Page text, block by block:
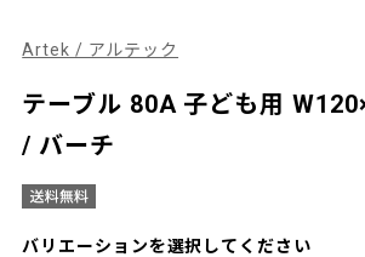
Artek / アルテック
テーブル 80A 子ども用
/ バーチ
バリエーションを選択してください